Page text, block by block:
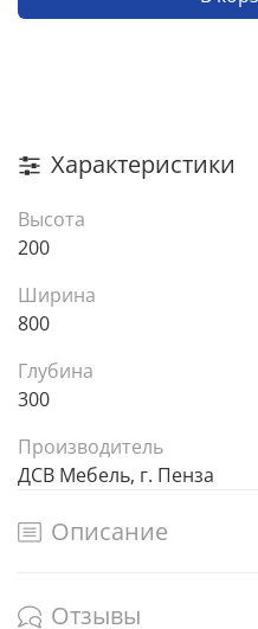
Характеристики
Высота
200
Ширина
800
Глубина
300
Производитель
ДСВ Мебель, г. Пенза
Описание
Отзывы